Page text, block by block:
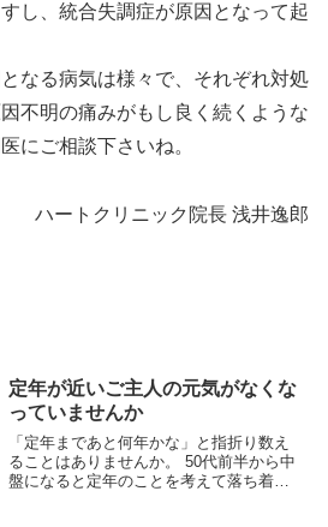
し、統合失調症が原因となって起
なる病気は様々で、それぞれ対処
不明の痛みがもし良く続くような
にご相談下さいね。
ハートクリニック院長 浅井逸郎
定年が近いご主人の元気がなくな
っていませんか
「定年まであと何年かな」と指折り数え
ることはありませんか。 50代前半から中
盤になると定年のことを考えて落ち着か